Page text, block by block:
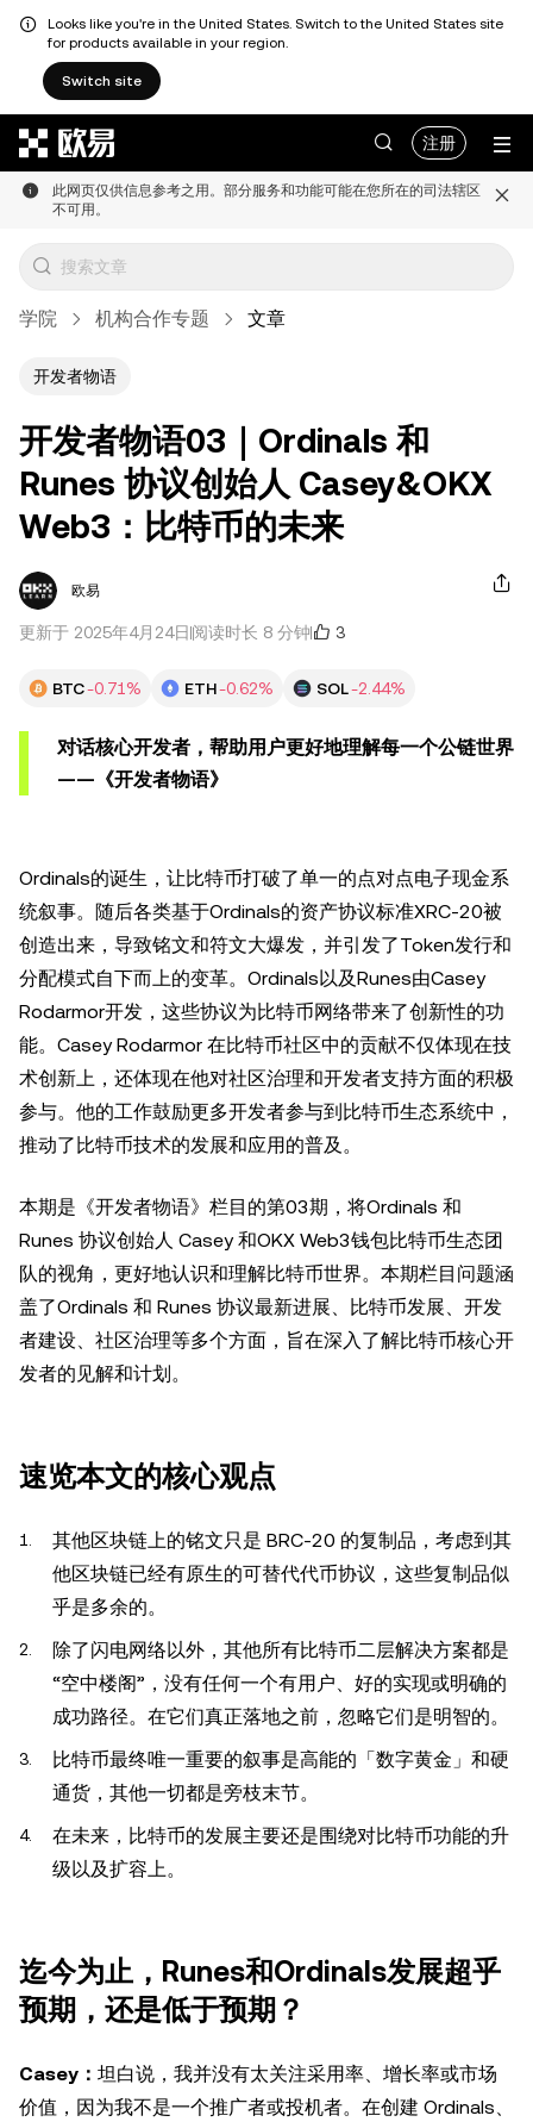
Looks like you're in the United States. Switch to the United States site
for products available in your region.
Switch site
注册
此网页仅供信息参考之用。部分服务和功能可能在您所在的司法辖区
不可用。
学院 机构合作专题 文章
开发者物语
开发者物语03｜Ordinals 和
Runes 协议创始人 Casey&OKX
Web3：比特币的未来
欧易
更新于 2025年4月24日 阅读时长 8 分钟 3
BTC-0.71% ETH-0.62% SOL-2.44%
对话核心开发者，帮助用户更好地理解每一个公链世界
——《开发者物语》
Ordinals的诞生，让比特币打破了单一的点对点电子现金系
统叙事。随后各类基于Ordinals的资产协议标准XRC-20被
创造出来，导致铭文和符文大爆发，并引发了Token发行和
分配模式自下而上的变革。Ordinals以及Runes由Casey
Rodarmor开发，这些协议为比特币网络带来了创新性的功
能。Casey Rodarmor 在比特币社区中的贡献不仅体现在技
术创新上，还体现在他对社区治理和开发者支持方面的积极
参与。他的工作鼓励更多开发者参与到比特币生态系统中，
推动了比特币技术的发展和应用的普及。
本期是《开发者物语》栏目的第03期，将Ordinals 和
Runes 协议创始人 Casey 和OKX Web3钱包比特币生态团
队的视角，更好地认识和理解比特币世界。本期栏目问题涵
盖了Ordinals 和 Runes 协议最新进展、比特币发展、开发
者建设、社区治理等多个方面，旨在深入了解比特币核心开
发者的见解和计划。
速览本文的核心观点
其他区块链上的铭文只是 BRC-20 的复制品，考虑到其
他区块链已经有原生的可替代代币协议，这些复制品似
乎是多余的。
除了闪电网络以外，其他所有比特币二层解决方案都是
“空中楼阁”，没有任何一个有用户、好的实现或明确的
成功路径。在它们真正落地之前，忽略它们是明智的。
比特币最终唯一重要的叙事是高能的「数字黄金」和硬
通货，其他一切都是旁枝末节。
在未来，比特币的发展主要还是围绕对比特币功能的升
级以及扩容上。
迄今为止，Runes和Ordinals发展超乎
预期，还是低于预期？
Casey： 坦白说，我并没有太关注采用率、增长率或市场
价值，因为我不是一个推广者或投机者。在创建 Ordinals、